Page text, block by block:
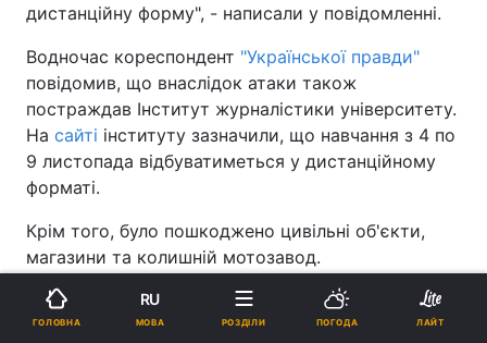
дистанційну форму", - написали у повідомленні.
Водночас кореспондент "Української правди"
повідомив, що внаслідок атаки також
постраждав Інститут журналістики університету.
На сайті інституту зазначили, що навчання з 4 по
9 листопада відбуватиметься у дистанційному
форматі.
Крім того, було пошкоджено цивільні об'єкти,
магазини та колишній мотозавод.
"Біля будівель лежать скло, шибки та
електричний стовп. На місці працюють
ГОЛОВНА
RU
МОВА РОЗДІЛИ ПОГОДА ЛАЙТ